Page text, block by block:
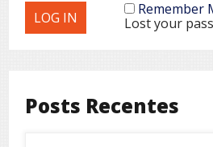
Remember
Lost your
Posts Recentes